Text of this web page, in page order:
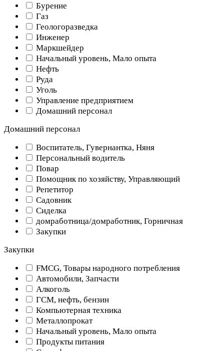
Бурение
Газ
Геологоразведка
Инженер
Маркшейдер
Начальный уровень, Мало опыта
Нефть
Руда
Уголь
Управление предприятием
Домашний персонал
Домашний персонал
Воспитатель, Гувернантка, Няня
Персональный водитель
Повар
Помощник по хозяйству, Управляющий
Репетитор
Садовник
Сиделка
домработница/домработник, Горничная
Закупки
Закупки
FMCG, Товары народного потребления
Автомобили, Запчасти
Алкоголь
ГСМ, нефть, бензин
Компьютерная техника
Металлопрокат
Начальный уровень, Мало опыта
Продукты питания